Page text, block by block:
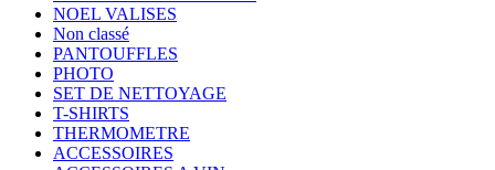
NOEL VALISES
Non classé
PANTOUFFLES
PHOTO
SET DE NETTOYAGE
T-SHIRTS
THERMOMETRE
ACCESSOIRES